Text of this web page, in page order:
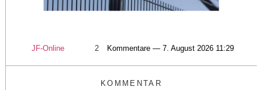
JF-Online 2 Kommentare — 7. August 2026 11:29
KOMMENTAR